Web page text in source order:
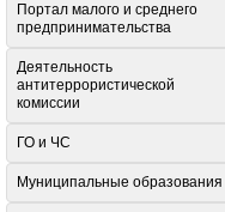
Портал малого и среднего
предпринимательства
Деятельность
антитеррористической
комиссии
ГО и ЧС
Муниципальные образования